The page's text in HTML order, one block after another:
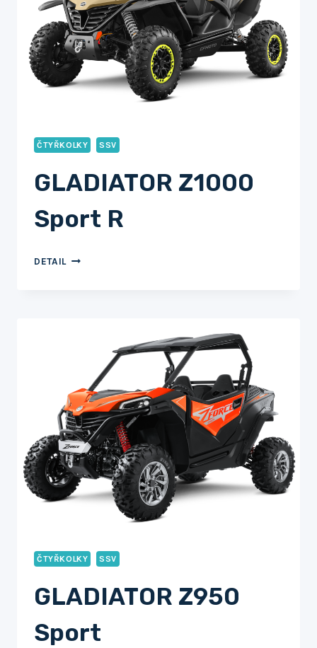
ČTYŘKOLKY SSV
GLADIATOR Z1000
Sport R
DETAIL GLADIATOR
ČTYŘKOLKY SSV
GLADIATOR Z950
Sport